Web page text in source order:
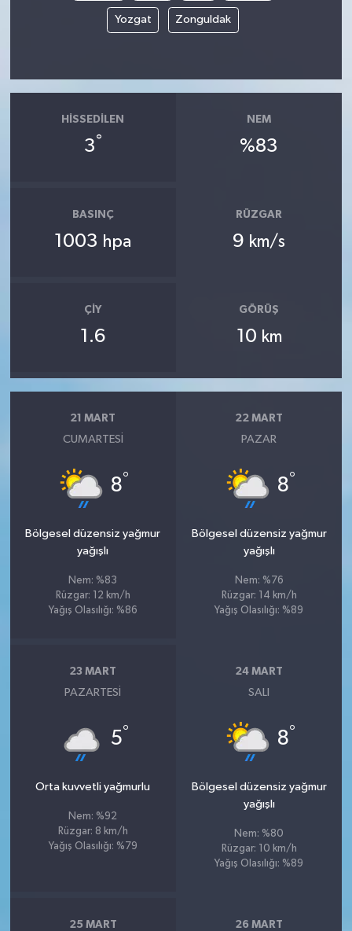
Yozgat Zonguldak
HISSEDILEN
3°
NEM
%83
BASINÇ
1003 hpa
RÜZGAR
9 km/s
ÇIY
1.6
GÖRÜŞ
10 km
21 MART
CUMARTESI
8°
Bölgesel düzensiz yağmur
yağışlı
Nem: %83
Rüzgar: 12 km/h
Yağış Olasılığı: %86
22 MART
PAZAR
8°
Bölgesel düzensiz yağmur
yağışlı
Nem: %76
Rüzgar: 14 km/h
Yağış Olasılığı: %89
23 MART
PAZARTESI
5°
Orta kuvvetli yağmurlu
Nem: %92
Rüzgar: 8 km/h
Yağış Olasılığı: %79
24 MART
SALI
8°
Bölgesel düzensiz yağmur
yağışlı
Nem: %80
Rüzgar: 10 km/h
Yağış Olasılığı: %89
25 MART 26 MART